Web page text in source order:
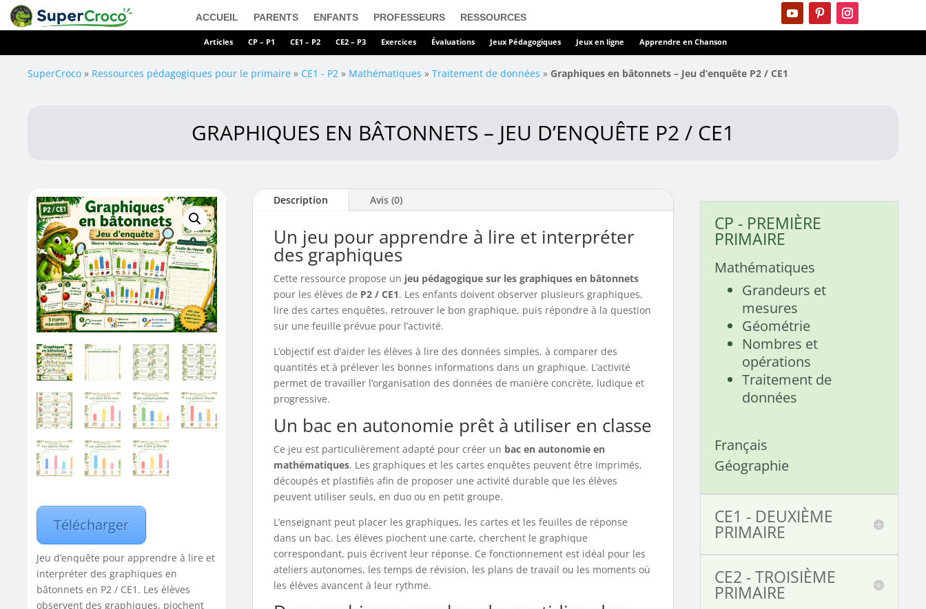
ACCUEIL PARENTS ENFANTS PROFESSEURS RESSOURCES
Articles CP – P1 CE1 – P2 CE2 – P3 Exercices Évaluations Jeux Pédagogiques Jeux en ligne Apprendre en Chanson
SuperCroco » Ressources pédagogiques pour le primaire » CE1 - P2 » Mathématiques »Traitement de données » Graphiques en bâtonnets – Jeu d’enquête P2 / CE1
GRAPHIQUES EN BÂTONNETS – JEU D’ENQUÊTE P2 / CE1
Télécharger
Jeu d’enquête pour apprendre à lire et
interpréter des graphiques en
bâtonnets en P2 / CE1. Les élèves
observent des graphiques, piochent
Description Avis (0)
Un jeu pour apprendre à lire et interpréter
des graphiques
Cette ressource propose un jeu pédagogique sur les graphiques en bâtonnets
pour les élèves de P2 / CE1. Les enfants doivent observer plusieurs graphiques,
lire des cartes enquêtes, retrouver le bon graphique, puis répondre à la question
sur une feuille prévue pour l’activité.
L’objectif est d’aider les élèves à lire des données simples, à comparer des
quantités et à prélever les bonnes informations dans un graphique. L’activité
permet de travailler l’organisation des données de manière concrète, ludique et
progressive.
Un bac en autonomie prêt à utiliser en classe
Ce jeu est particulièrement adapté pour créer un bac en autonomie en
mathématiques. Les graphiques et les cartes enquêtes peuvent être imprimés,
découpés et plastifiés afin de proposer une activité durable que les élèves
peuvent utiliser seuls, en duo ou en petit groupe.
L’enseignant peut placer les graphiques, les cartes et les feuilles de réponse
dans un bac. Les élèves piochent une carte, cherchent le graphique
correspondant, puis écrivent leur réponse. Ce fonctionnement est idéal pour les
ateliers autonomes, les temps de révision, les plans de travail ou les moments où
les élèves avancent à leur rythme.
CP - PREMIÈRE
PRIMAIRE
Mathématiques
Grandeurs et
mesures
Géométrie
Nombres et
opérations
Traitement de
données
Français
Géographie
CE1 - DEUXIÈME
PRIMAIRE
CE2 - TROISIÈME
PRIMAIRE